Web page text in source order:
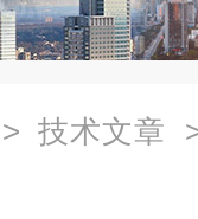
> 技术文章